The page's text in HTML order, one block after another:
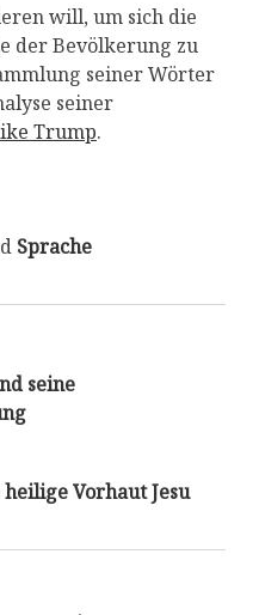
will, um sich die
der Bevölkerung zu
seiner Wörter
seiner
Trump.
Sprache
seine
Vorhaut Jesu